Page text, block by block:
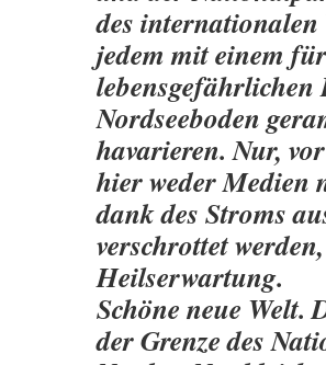
des internationalen
jedem mit einem
Nordseeboden
havarieren. Nur,
hier weder Medien
dank des Stroms
verschrottet
Heilserwartung.
Schöne neue Welt.
der Grenze des